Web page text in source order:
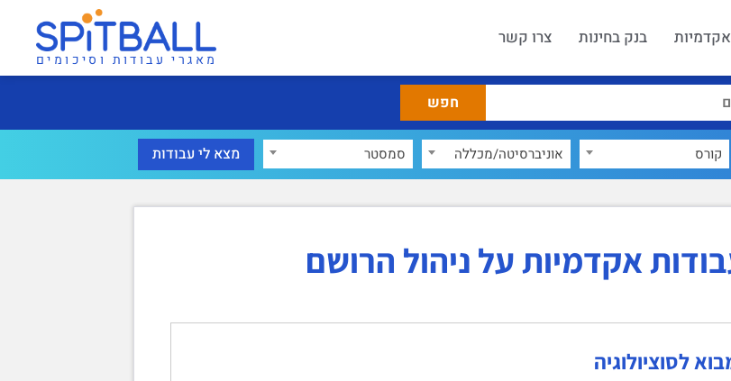
בנק בחינות צרו קשר
מאגרי עבודות וסיכומים
קורס אוניברסיטה/מכללה סמסטר
אקדמיות על ניהול הרושם